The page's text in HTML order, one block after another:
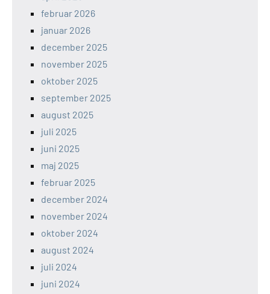
februar 2026
januar 2026
december 2025
november 2025
oktober 2025
september 2025
august 2025
juli 2025
juni 2025
maj 2025
februar 2025
december 2024
november 2024
oktober 2024
august 2024
juli 2024
juni 2024